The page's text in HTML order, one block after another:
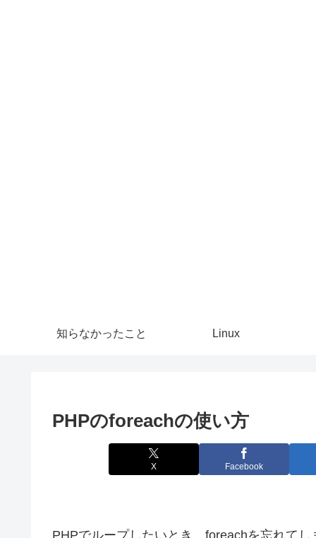
知らなかったこと Linux
PHPのforeachの使い方
X Facebook
PHPでループしたいとき、foreachを忘れて